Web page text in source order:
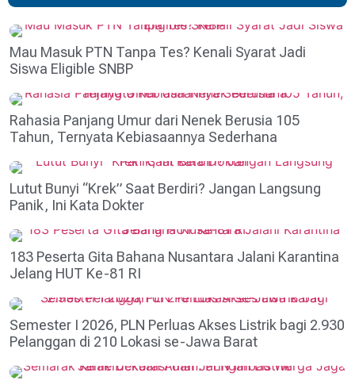
Mau Masuk PTN Tanpa Tes? Kenali Syarat Jadi
Siswa Eligible SNBP
Rahasia Panjang Umur dari Nenek Berusia 105
Tahun, Ternyata Kebiasaannya Sederhana
Lutut Bunyi “Krek” Saat Berdiri? Jangan Langsung
Panik, Ini Kata Dokter
183 Peserta Gita Bahana Nusantara Jalani Karantina
Jelang HUT Ke-81 RI
Semester I 2026, PLN Perluas Akses Listrik bagi 2.930
Pelanggan di 210 Lokasi se-Jawa Barat